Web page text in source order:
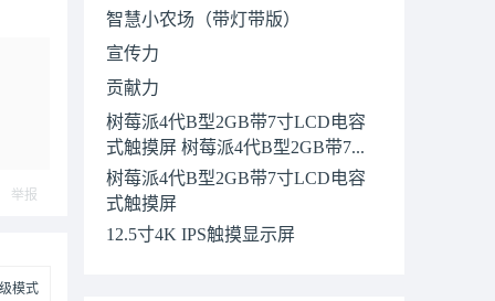
举报
模式
智慧小农场（带灯带版）
宣传力
贡献力
树莓派4代B型2GB带7寸LCD电容
式触摸屏 树莓派4代B型2GB带7...
树莓派4代B型2GB带7寸LCD电容
式触摸屏
12.5寸4K IPS触摸显示屏